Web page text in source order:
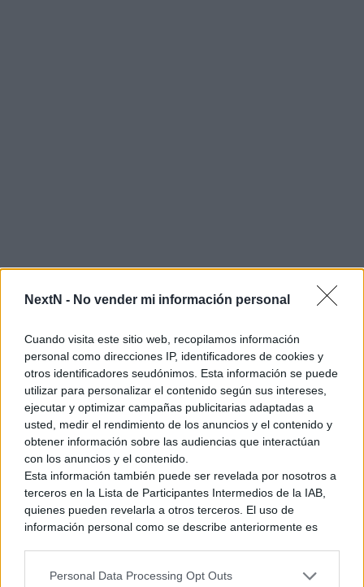
NextN - No vender mi información personal
Cuando visita este sitio web, recopilamos información
personal como direcciones IP, identificadores de cookies y
otros identificadores seudónimos. Esta información se puede
utilizar para personalizar el contenido según sus intereses,
ejecutar y optimizar campañas publicitarias adaptadas a
usted, medir el rendimiento de los anuncios y el contenido y
obtener información sobre las audiencias que interactúan
con los anuncios y el contenido.
Esta información también puede ser revelada por nosotros a
terceros en la Lista de Participantes Intermedios de la IAB,
quienes pueden revelarla a otros terceros. El uso de
información personal como se describe anteriormente es
generamos contenido relevante para nuestra audiencia.
Personal Data Processing Opt Outs
Ratatan(16/07/2026)
Ratatan, sucesor espiritual dePatapon, llegará a Nintendo
Switch 2 el 16 de julio de 2026. Hablamos de un roguelike
de corte ritmico y musical en el que, con la estrategia y la
simulación por bandera, nos tocará trabajar en equipo o con
hasta otros 4 jugadores y más de 100 personajes diferentes.
No se ha hecho mención alguna ala versión de la híbrida
Por lo que todo hace apuntar que habría sido cancelada.